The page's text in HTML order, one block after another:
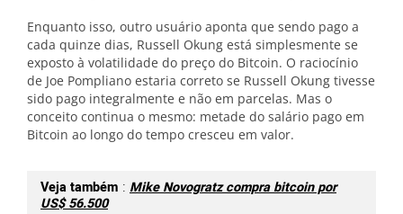
Enquanto isso, outro usuário aponta que sendo pago a
cada quinze dias, Russell Okung está simplesmente se
exposto à volatilidade do preço do Bitcoin. O raciocínio
de Joe Pompliano estaria correto se Russell Okung tivesse
sido pago integralmente e não em parcelas. Mas o
conceito continua o mesmo: metade do salário pago em
Bitcoin ao longo do tempo cresceu em valor.
Veja também : Mike Novogratz compra bitcoin por
US$ 56.500